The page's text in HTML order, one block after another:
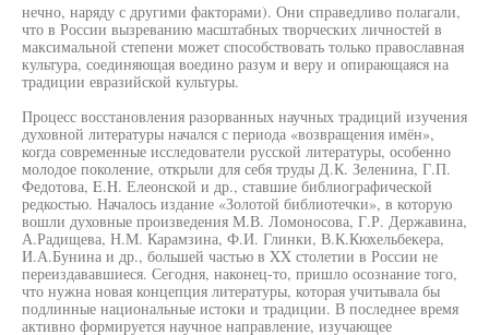
нечно, наряду с другими факторами). Они справедливо полагали,
что в России вызреванию масштабных творческих личностей в
максимальной степени может способствовать только православная
культура, соединяющая воедино разум и веру и опирающаяся на
традиции евразийской культуры.
Процесс восстановления разорванных научных традиций изучения
духовной литературы начался с периода «возвращения имён»,
когда современные исследователи русской литературы, особенно
молодое поколение, открыли для себя труды Д.К. Зеленина, Г.П.
Федотова, E.H. Елеонской и др., ставшие библиографической
редкостью. Началось издание «Золотой библиотечки», в которую
вошли духовные произведения М.В. Ломоносова, Г.Р. Державина,
А.Радищева, Н.М. Карамзина, Ф.И. Глинки, В.К.Кюхельбекера,
И.А.Бунина и др., большей частью в XX столетии в России не
переиздававшиеся. Сегодня, наконец-то, пришло осознание того,
что нужна новая концепция литературы, которая учитывала бы
подлинные национальные истоки и традиции. В последнее время
активно формируется научное направление, изучающее